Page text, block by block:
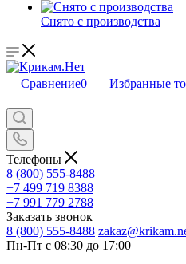
Снято с производства
Сравнение0 Избранные
Телефоны
8 (800) 555-8488
+7 499 719 8388
+7 991 779 2788
Заказать звонок
8 (800) 555-8488
Пн-Пт с 08:30 до 17:00